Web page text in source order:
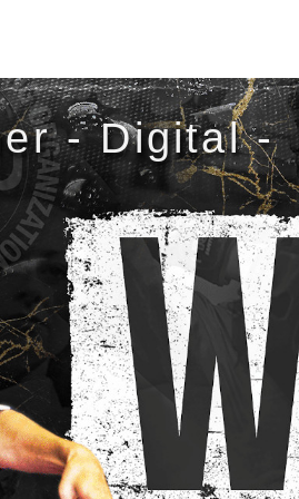
- Digital -